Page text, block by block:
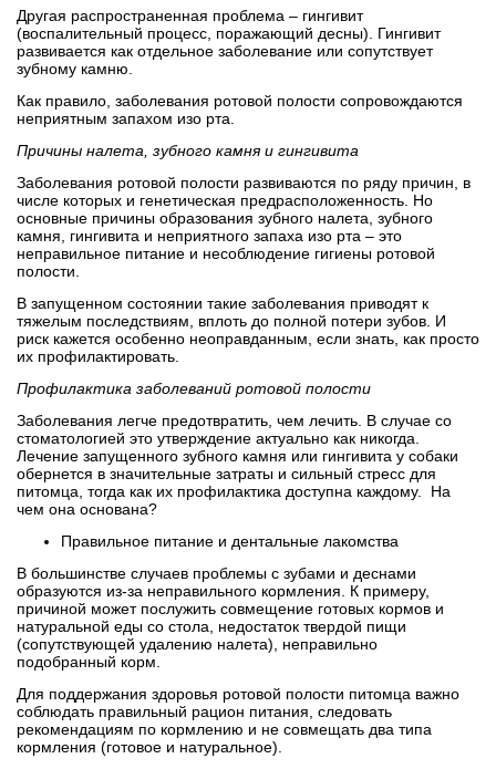
Другая распространенная проблема – гингивит
(воспалительный процесс, поражающий десны). Гингивит
развивается как отдельное заболевание или сопутствует
зубному камню.
Как правило, заболевания ротовой полости сопровождаются
неприятным запахом изо рта.
Причины налета, зубного камня и гингивита
Заболевания ротовой полости развиваются по ряду причин, в
числе которых и генетическая предрасположенность. Но
основные причины образования зубного налета, зубного
камня, гингивита и неприятного запаха изо рта – это
неправильное питание и несоблюдение гигиены ротовой
полости.
В запущенном состоянии такие заболевания приводят к
тяжелым последствиям, вплоть до полной потери зубов. И
риск кажется особенно неоправданным, если знать, как просто
их профилактировать.
Профилактика заболеваний ротовой полости
Заболевания легче предотвратить, чем лечить. В случае со
стоматологией это утверждение актуально как никогда.
Лечение запущенного зубного камня или гингивита у собаки
обернется в значительные затраты и сильный стресс для
питомца, тогда как их профилактика доступна каждому. На
чем она основана?
Правильное питание и дентальные лакомства
В большинстве случаев проблемы с зубами и деснами
образуются из-за неправильного кормления. К примеру,
причиной может послужить совмещение готовых кормов и
натуральной еды со стола, недостаток твердой пищи
(сопутствующей удалению налета), неправильно
подобранный корм.
Для поддержания здоровья ротовой полости питомца важно
соблюдать правильный рацион питания, следовать
рекомендациям по кормлению и не совмещать два типа
кормления (готовое и натуральное).